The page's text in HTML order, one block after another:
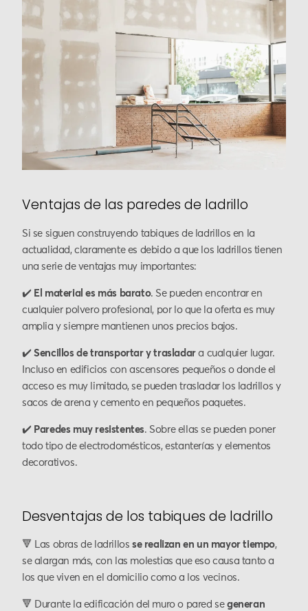
Ventajas de las paredes de ladrillo
Si se siguen construyendo tabiques de ladrillos en la
actualidad, claramente es debido a que los ladrillos tienen
una serie de ventajas muy importantes:
✔️ El material es más barato. Se pueden encontrar en
cualquier polvero profesional, por lo que la oferta es muy
amplia y siempre mantienen unos precios bajos.
✔️Sencillos de transportar y trasladara cualquier lugar.
Incluso en edificios con ascensores pequeños o donde el
acceso es muy limitado, se pueden trasladar los ladrillos y
sacos de arena y cemento en pequeños paquetes.
✔️ Paredes muy resistentes. Sobre ellas se pueden poner
todo tipo de electrodomésticos, estanterías y elementos
decorativos.
Desventajas de los tabiques de ladrillo
🔻 Las obras de ladrillos se realizan en un mayor tiempo,
se alargan más, con las molestias que eso causa tanto a
los que viven en el domicilio como a los vecinos.
🔻 Durante la edificación del muro o pared segeneran